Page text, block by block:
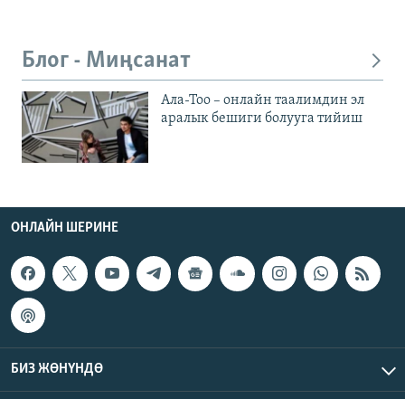
Блог - Миңсанат
Ала-Тоо – онлайн таалимдин эл
аралык бешиги болууга тийиш
ОНЛАЙН ШЕРИНЕ
БИЗ ЖӨНҮНДӨ